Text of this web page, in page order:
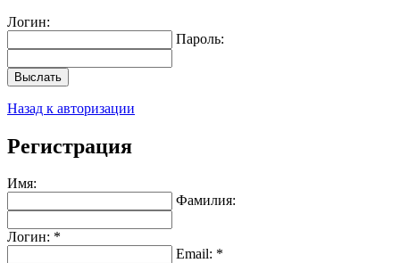
Логин:
Пароль:
Выслать
Назад к авторизации
Регистрация
Имя:
Фамилия:
Логин: *
Email: *